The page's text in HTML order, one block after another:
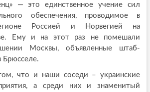
— это единственное учение сил
обеспечения, проводимое в
Россией и Норвегией на
Ему и на этот раз не помешали
Москвы, объявленные штаб-
Брюсселе.
что и наши соседи – украинские
а среди них и знаменитый